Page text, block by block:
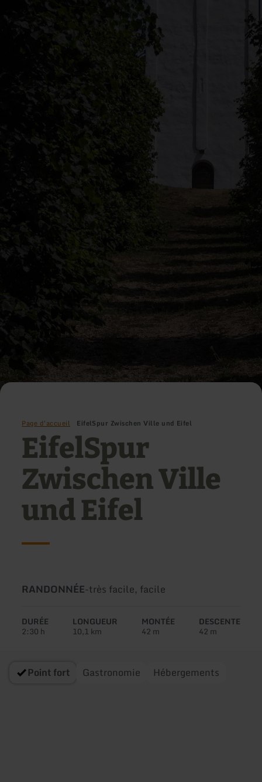
Page d'accueil EifelSpur Zwischen Ville und Eifel
EifelSpur
Zwischen Ville
und Eifel
Type
circuit:
RANDONNÉE-Difficulté:
très facile, facile
DURÉE
2:30 h
LONGUEUR
10,1 km
MONTÉE
42 m
DESCENTE
42 m
Point fort Gastronomie Hébergements